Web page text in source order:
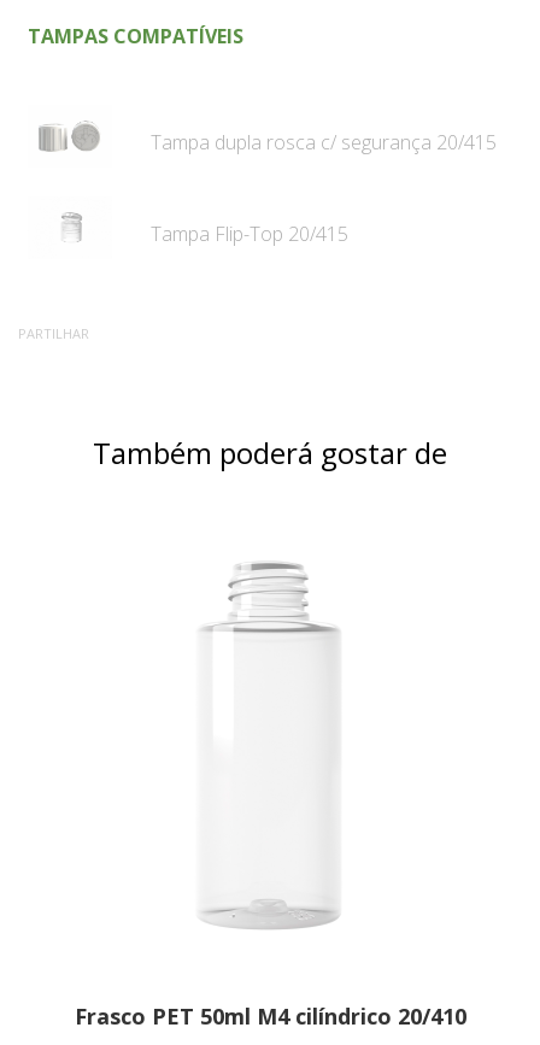
TAMPAS COMPATÍVEIS
Tampa dupla rosca c/ segurança 20/415
Tampa Flip-Top 20/415
PARTILHAR
Também poderá gostar de
Frasco PET 50ml M4 cilíndrico 20/410